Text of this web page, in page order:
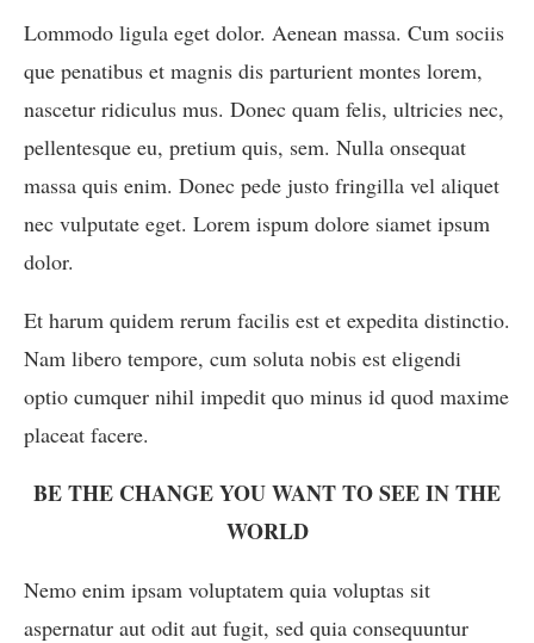
Lommodo ligula eget dolor. Aenean massa. Cum sociis
que penatibus et magnis dis parturient montes lorem,
nascetur ridiculus mus. Donec quam felis, ultricies nec,
pellentesque eu, pretium quis, sem. Nulla onsequat
massa quis enim. Donec pede justo fringilla vel aliquet
nec vulputate eget. Lorem ispum dolore siamet ipsum
dolor.
Et harum quidem rerum facilis est et expedita distinctio.
Nam libero tempore, cum soluta nobis est eligendi
optio cumquer nihil impedit quo minus id quod maxime
placeat facere.
BE THE CHANGE YOU WANT TO SEE IN THE
WORLD
Nemo enim ipsam voluptatem quia voluptas sit
aspernatur aut odit aut fugit, sed quia consequuntur